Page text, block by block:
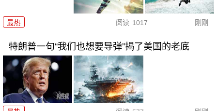
最热 阅读 1017 刚刚
特朗普一句“我们也想要导弹”揭了美国的老底